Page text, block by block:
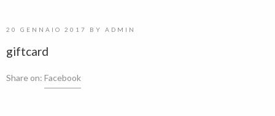
20 GENNAIO 2017 BY ADMIN
giftcard
Share on: Facebook